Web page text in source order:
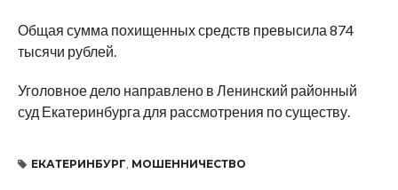
Общая сумма похищенных средств превысила 874
тысячи рублей.
Уголовное дело направлено в Ленинский районный
суд Екатеринбурга для рассмотрения по существу.
ЕКАТЕРИНБУРГ МОШЕННИЧЕСТВО